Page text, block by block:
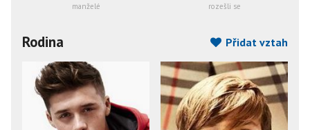
manželé rozešli se
Rodina Přidat vztah